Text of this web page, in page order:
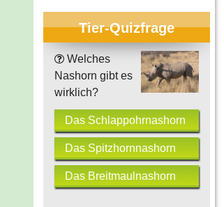
Tier-Quizfrage
Welches
Nashorn gibt es
wirklich?
Das Schlappohrnashorn
Das Spitzhornnashorn
Das Breitmaulnashorn